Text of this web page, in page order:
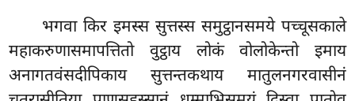
भगवा किर इमस्स सुत्तस्स समुट्ठानसमये पच्चूसकाले
महाकरुणासमापत्तितो वुट्ठाय लोकं वोलोकेन्तो इमाय
अनागतवंसदीपिकाय सुत्तन्तकथाय मातुलनगरवासीनं